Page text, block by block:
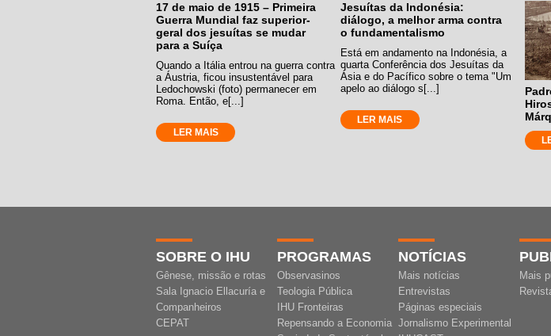
17 de maio de 1915 – Primeira
Guerra Mundial faz superior-
geral dos jesuítas se mudar
para a Suíça
Quando a Itália entrou na guerra contra
a Áustria, ficou insustentável para
Ledochowski (foto) permanecer em
Roma. Então, e[...]
LER MAIS
Jesuítas da Indonésia:
diálogo, a melhor arma contra
o fundamentalismo
Está em andamento na Indonésia, a
quarta Conferência dos Jesuítas da
Ásia e do Pacífico sobre o tema "Um
apelo ao diálogo s[...]
LER MAIS
SOBRE O IHU
Gênese, missão e rotas
Sala Ignacio Ellacuría e
Companheiros
CEPAT
PROGRAMAS
Observasinos
Teologia Pública
IHU Fronteiras
Repensando a Economia
NOTÍCIAS
Mais notícias
Entrevistas
Páginas especiais
Jornalismo Experimental
Mais